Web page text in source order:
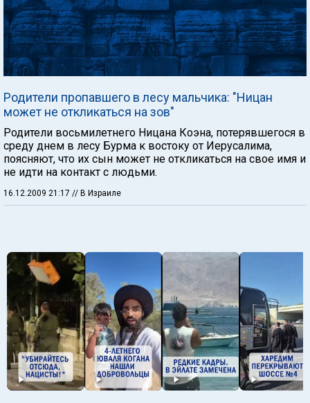
Родители пропавшего в лесу мальчика: "Ницан
может не откликаться на зов"
Родители восьмилетнего Ницана Коэна, потерявшегося в
среду днем в лесу Бурма к востоку от Иерусалима,
поясняют, что их сын может не откликаться на свое имя и
не идти на контакт с людьми.
16.12.2009 21:17 // В Израиле